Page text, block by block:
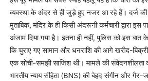
व्यवस्था के अंदर से ही जुड़े हुए नजर आ रहे हैं। दर्ज
मुताबिक, मंदिर के ही किसी अंदरूनी कर्मचारी द्वारा इस
अंजाम दिया गया है। इतना ही नहीं, पुलिस को इस बात
कि चुराए गए सामान और धनराशि की आगे खरीद-
एक सोची-समझी साजिश थी। मामले की
भारतीय न्याय संहिता (BNS) की बेहद संगीन और गैर-